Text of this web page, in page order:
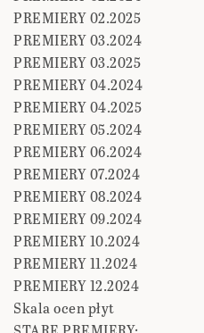
PREMIERY 02.2025
PREMIERY 03.2024
PREMIERY 03.2025
PREMIERY 04.2024
PREMIERY 04.2025
PREMIERY 05.2024
PREMIERY 06.2024
PREMIERY 07.2024
PREMIERY 08.2024
PREMIERY 09.2024
PREMIERY 10.2024
PREMIERY 11.2024
PREMIERY 12.2024
Skala ocen płyt